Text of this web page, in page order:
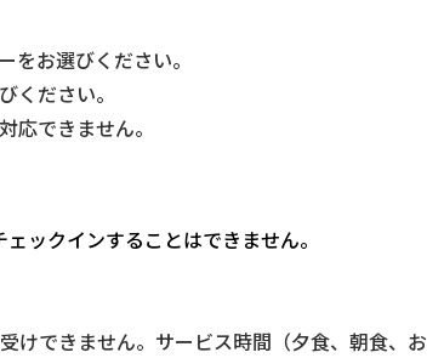
お選びください。
ください。
できません。
ックインすることはできません。
けできません。サービス時間（夕食、朝食、お